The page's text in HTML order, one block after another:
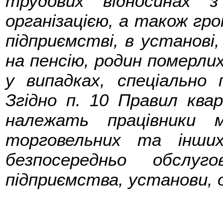
організацією, а також
підприємстві, в установі,
на пенсію, родин померлих
у випадках, спеціально
Згідно п. 10 Правил
належать працівники
торговельних та
безпосередньо
підприємства, установи,